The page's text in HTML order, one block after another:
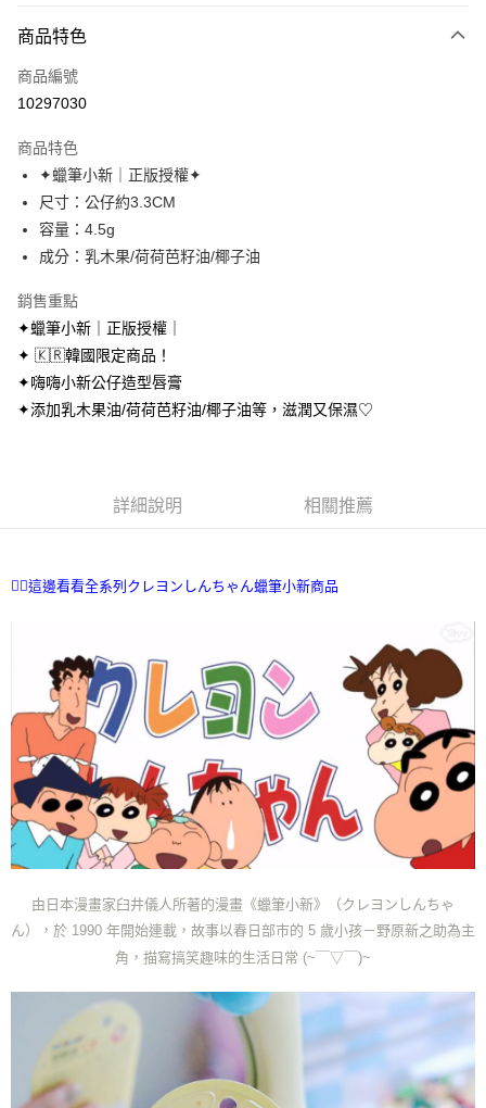
信用卡一次付款
超商取貨付款
Apple Pay
街口支付
悠遊付
AFTEE先享後付
相關說明
AFTEE先享後付是「在收到商品之後才付款」的支付方式。 讓您購物簡單
便利好安心！
１．簡單：不需註冊會員、不需綁卡、不需儲值。
２．便利：只要手機號碼，簡訊認證，即可結帳。
１．於結帳方式選擇「AFTEE先享後付」後，將跳轉至「AFTEE先享後付」
結帳頁面，進行簡訊認證並確認金額後，即可完成結帳。
ATM／網路銀行／等多元方式進行付款，方視為交易完成。
※ 請注意：結帳手續完成當下不需立刻繳費，但若您需要取消訂單，請聯絡
※ 交易是否成功請以「AFTEE先享後付 」之結帳頁面顯示為準，若有關於
是否繳費成功／繳費後需取消欲退款等相關疑問，請聯繫「AFTEE先享後付
客戶支援中心」https://netprotections.freshdesk.com/support/home
【注意事項】
１．透過由恩沛科技股份有限公司提供之「AFTEE先享後付」服務完成之交
易，需依本服務之必要範圍內提供個人資料，並將交易相關給付款項請求債
權轉讓予恩沛科技股份有限公司。
２．關於個人資料處理事宜，請瀏覽以下網址：
https://aftee.tw/terms/#terms3
３．未成年的使用者請事先徵得法定代理人或監護人之同意方可使用
「AFTEE先享後付」，若未經同意申辦者引起之損失，本公司不負相關責
４．使用「AFTEE先享後付」時，將依據個別帳號之用戶狀況，依本公司即
時審查核予不同之上限額度；若仍有額度不足之情形，本公司將視審查結果
請求用戶進行身份認證。
５．嚴禁一人註冊多個帳號或使用他人資訊註冊。若發現惡意使用之情形，
ATM付款
運送方式
付款後全家取貨
7-11取貨付款
付款後7-11取貨
每筆NT$70，滿NT$899(含以上)免運費
宅配
每筆NT$80，滿NT$899(含以上)免運費
國家/地區配送 查看運費
商品特色
商品編號
10297030
商品特色
✦蠟筆小新｜正版授權✦
尺寸：公仔約3.3CM
容量：4.5g
成分：乳木果/荷荷芭籽油/椰子油
銷售重點
✦蠟筆小新｜正版授權｜
✦ 🇰🇷韓國限定商品！
✦嗨嗨小新公仔造型唇膏
✦添加乳木果油/荷荷芭籽油/椰子油等，滋潤又保濕♡
詳細說明 相關推薦
👉🏻這邊看看全系列クレヨンしんちゃん蠟筆小新商品
由日本漫畫家臼井儀人所著的漫畫《蠟筆小新》（クレヨンしんちゃ
ん）， 於 1990 年開始連載， 故事以春日部市的 5 歲小孩－野原新之助為主
角，描寫搞笑趣味的生活日常 (~￣▽￣)~